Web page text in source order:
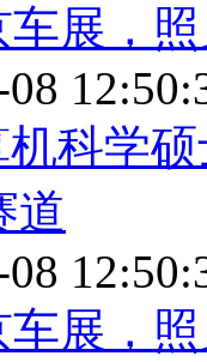
车展，
科学
道
车展，